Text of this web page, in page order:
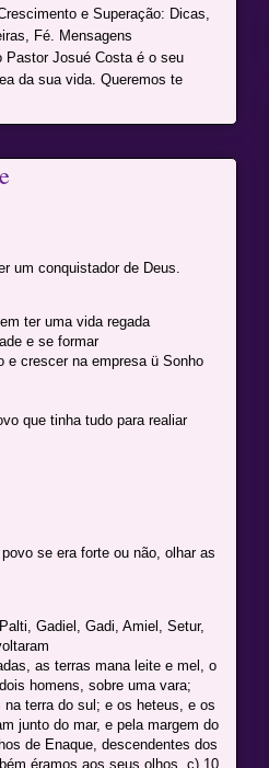
e Superação: Dicas,
Fé. Mensagens
Pastor Josué Costa é o seu
da sua vida. Queremos te
um conquistador de Deus.
ter uma vida regada
e se formar
e crescer na empresa ü Sonho
que tinha tudo para realiar
se era forte ou não, olhar as
Gadiel, Gadi, Amiel, Setur,
as terras mana leite e mel, o
homens, sobre uma vara;
terra do sul; e os heteus, e os
junto do mar, e pela margem do
de Enaque, descendentes dos
éramos aos seus olhos. c) 10